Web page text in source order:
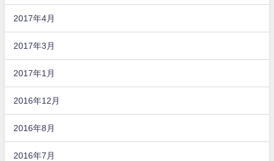
2017年4月
2017年3月
2017年1月
2016年12月
2016年8月
2016年7月